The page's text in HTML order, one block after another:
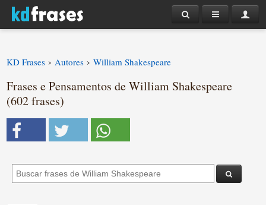
KD Frases › Autores › William Shakespeare
Frases e Pensamentos de William Shakespeare
(602 frases)